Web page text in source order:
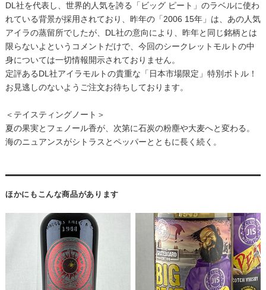
DL社を代表し、世界的人気を誇る「ビッグ ピート」のラベルに使わ
れている背景が採用されており、昨年の「2006 15年」は、あの人気
アイラの蒸留所でしたが、DL社の意向により、昨年と同じ銘柄とは
限らないよというコメントだけで、今回のシークレットモルトの中
身については一切情報開示されておりません。
定評あるDL社アイラモルトの貴重な「日本市場限定」特別ボトル！
お見逃しのないようご注文お待ちしております。
＜テイスティングノート＞
夏の果実とフェノール香が、次第に石炭の粉塵や大麦へと変わる。
海のニュアンスがシトラスとペッパーとともに長く続く。
ほかにもこんな商品があります